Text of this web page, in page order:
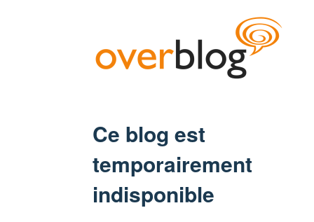
Ce blog est
temporairement
indisponible